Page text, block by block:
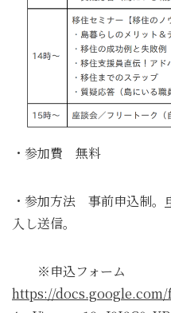
・参加費 無料
・参加方法 事前申込制。
入し送信。
※申込フォーム
https://docs.google.com/